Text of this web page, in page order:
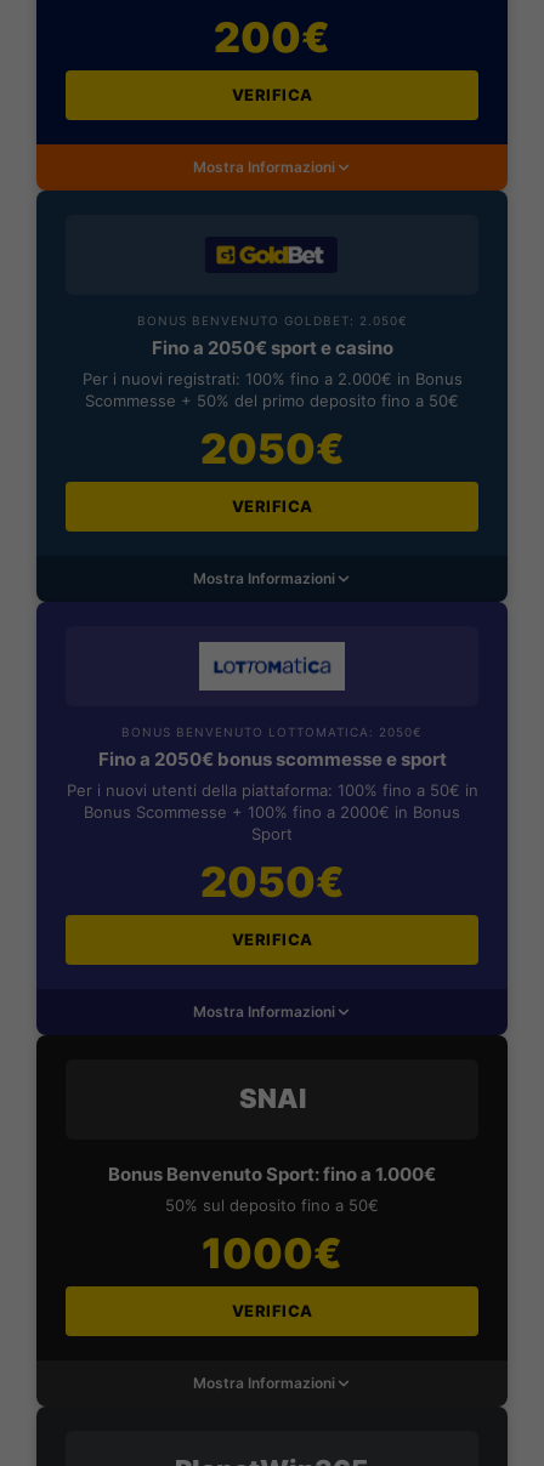
200€
VERIFICA
Mostra Informazioni
BONUS BENVENUTO GOLDBET: 2.050€
Fino a 2050€ sport e casino
Per i nuovi registrati: 100% fino a 2.000€ in Bonus
Scommesse + 50% del primo deposito fino a 50€
2050€
VERIFICA
Mostra Informazioni
BONUS BENVENUTO LOTTOMATICA: 2050€
Fino a 2050€ bonus scommesse e sport
Per i nuovi utenti della piattaforma: 100% fino a 50€ in
Bonus Scommesse + 100% fino a 2000€ in Bonus
Sport
2050€
VERIFICA
Mostra Informazioni
SNAI
Bonus Benvenuto Sport: fino a 1.000€
50% sul deposito fino a 50€
1000€
VERIFICA
Mostra Informazioni